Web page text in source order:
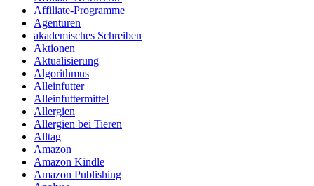
Affiliate-Programme
Agenturen
akademisches Schreiben
Aktionen
Aktualisierung
Algorithmus
Alleinfutter
Alleinfuttermittel
Allergien
Allergien bei Tieren
Alltag
Amazon
Amazon Kindle
Amazon Publishing